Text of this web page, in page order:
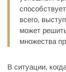
всего,
может
множества
В ситуации,